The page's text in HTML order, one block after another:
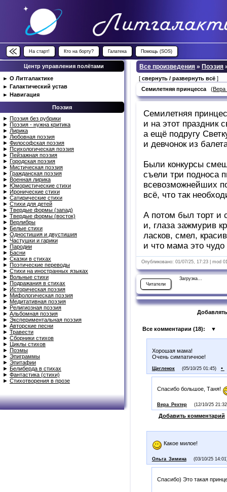
На старт! Кто на борту? Галатека Помощь (SOS)
Центр управления полётами
► О Литгалактике
► Галактический устав
► Навигация
Поэзия
► Поэзия без рубрики
► Поэзия - нужна критика
► Лирика
► Любовная поэзия
► Философская поэзия
► Психологическая поэзия
► Пейзажная поэзия
► Городская поэзия
► Мистическая поэзия
► Гражданская поэзия
► Военная лирика
► Юмористические стихи
► Иронические стихи
► Сатирические стихи
► Стихи для детей
► Твердые формы (запад)
► Твердые формы (восток)
► Верлибры
► Белые стихи
► Одностишия и двустишия
► Частушки и гарики
► Пародии
► Басни
► Сказки в стихах
► Поэтические переводы
► Стихи на иностранных языках
► Вольные стихи
► Подражания в стихах
► Историческая поэзия
► Мифологическая поэзия
► Медитативная поэзия
► Религиозная поэзия
► Альбомная поэзия
► Экспериментальная поэзия
► Авторские песни
► Травести
► Сборники стихов
►
Циклы стихов
► Поэмы
► Эпиграммы
► Эпитафии
► Белиберда в стихах
► Фантастика (стихи)
► Стихотворения в прозе
Все произведения » Поэзия
[свернуть / развернуть всё ]
Семилетняя принцесса (
Семилетняя
и на этот праздник
а ещё подругу
и девчонок из
Были конкурсы
съели три подноса
всевозможнейших
всё, что так
А потом был торт и
и, глаза зажмурив
ласков, смел,
и что мама это
Опубликовано: 01/07/25, 17:23 | mod
Читатели
Загрузка...
Все комментарии (18): ▼
Хорошая мама!
Очень симпатичное!
Щегленок (05/10/25 01:45) •
Спасибо большое, Таня!
Вера_Рехтер (12/10/25
Добавить комментарий
Какое милое!
Ольга_Зимина (03/10/25
Спасибо) Это такая